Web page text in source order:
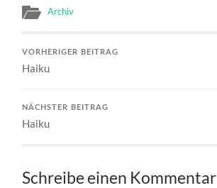
Archiv
VORHERIGER BEITRAG
Haiku
NÄCHSTER BEITRAG
Haiku
Schreibe einen Kommentar